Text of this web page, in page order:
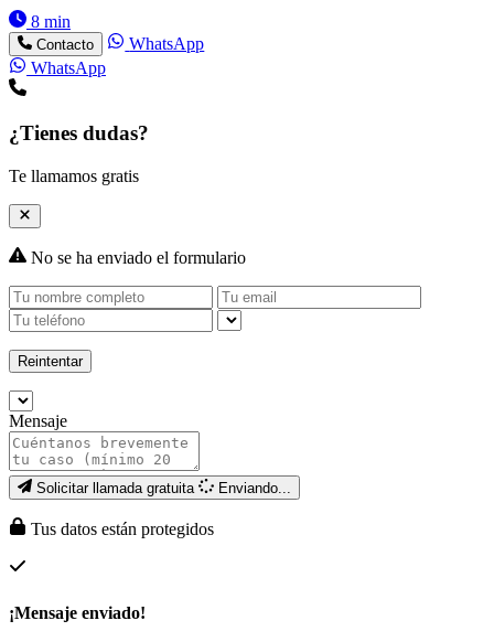
8 min
Contacto
WhatsApp
WhatsApp
¿Tienes dudas?
Te llamamos gratis
No se ha enviado el formulario
Reintentar
Mensaje
Solicitar llamada gratuita Enviando...
Tus datos están protegidos
¡Mensaje enviado!